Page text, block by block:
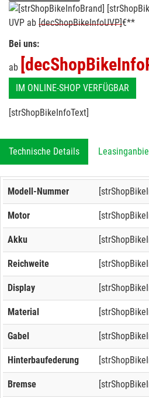
UVP ab [decShopBikeInfoUVP]€**
Bei uns:
ab
IM ONLINE-SHOP VERFÜGBAR
[strShopBikeInfoText]
Technische Details
Modell-Nummer
Motor
Akku
Reichweite
Display
Material
Gabel
Hinterbaufederung
Bremse